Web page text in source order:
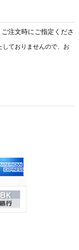
注文時にご指定くださ
ておりませんので、お